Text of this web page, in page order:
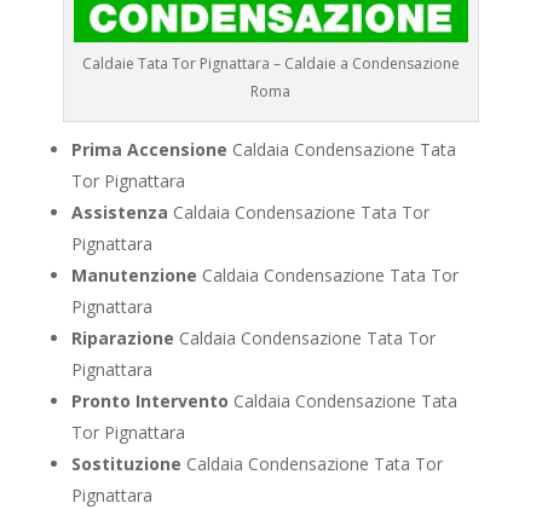
Caldaie Tata Tor Pignattara – Caldaie a Condensazione
Roma
Prima Accensione Caldaia Condensazione Tata
Tor Pignattara
Assistenza Caldaia Condensazione Tata Tor
Pignattara
Manutenzione Caldaia Condensazione Tata Tor
Pignattara
Riparazione Caldaia Condensazione Tata Tor
Pignattara
Pronto Intervento Caldaia Condensazione Tata
Tor Pignattara
Sostituzione Caldaia Condensazione Tata Tor
Pignattara